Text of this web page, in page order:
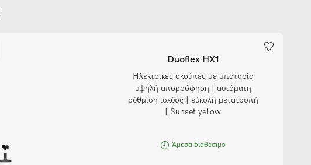
Duoflex HX1
Ηλεκτρικές σκούπες με μπαταρία
υψηλή απορρόφηση | αυτόματη
ρύθμιση ισχύος | εύκολη μετατροπή
| Sunset yellow
Άμεσα διαθέσιμο